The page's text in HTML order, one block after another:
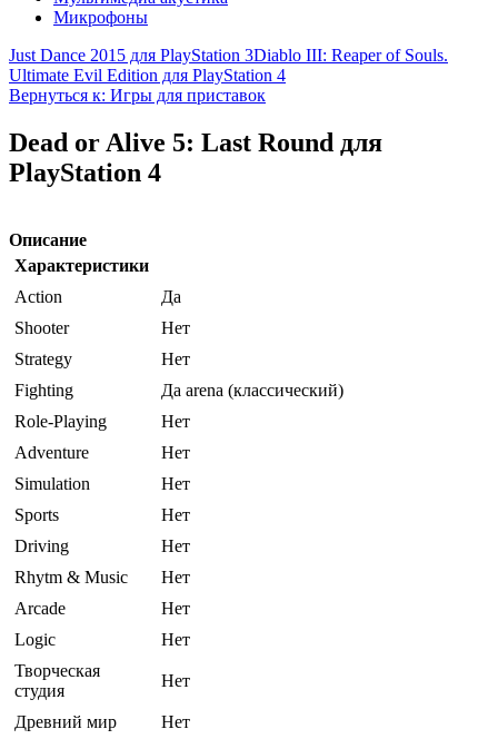
Микрофоны
Just Dance 2015 для PlayStation 3Diablo III: Reaper of Souls.
Ultimate Evil Edition для PlayStation 4
Вернуться к: Игры для приставок
Dead or Alive 5: Last Round для
PlayStation 4
Описание
Характеристики
Action
Да
Shooter
Нет
Strategy
Нет
Fighting
Да arena (классический)
Role-Playing
Нет
Adventure
Нет
Simulation
Нет
Sports
Нет
Driving
Нет
Rhytm & Music
Нет
Arcade
Нет
Logic
Нет
Творческая
студия
Нет
Древний мир
Нет